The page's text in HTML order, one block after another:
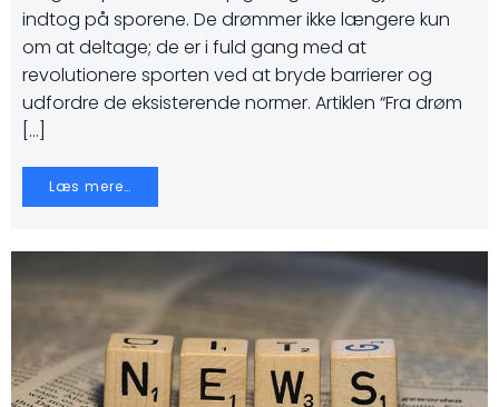
indtog på sporene. De drømmer ikke længere kun
om at deltage; de er i fuld gang med at
revolutionere sporten ved at bryde barrierer og
udfordre de eksisterende normer. Artiklen “Fra drøm
[…]
Læs mere…